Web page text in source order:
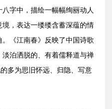
字中，描绘一幅幅绚丽动人
，表达一缕缕含蓄深蕴的情
《江南春》反映了中国诗歌
泊洒脱的、有着儒释道与禅
多为思旧怀远、归隐、写意